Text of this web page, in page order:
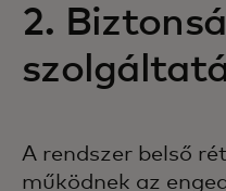
2.
A rendszer belső
működnek az